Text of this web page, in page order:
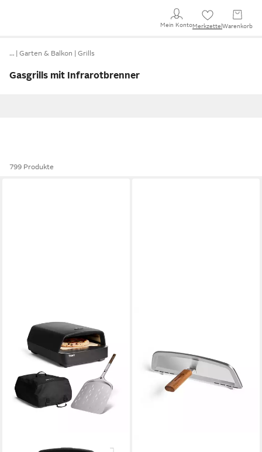
Mein KontoMerkzettel Warenkorb
… Garten & Balkon Grills
Gasgrills mit Infrarotbrenner
799 Produkte